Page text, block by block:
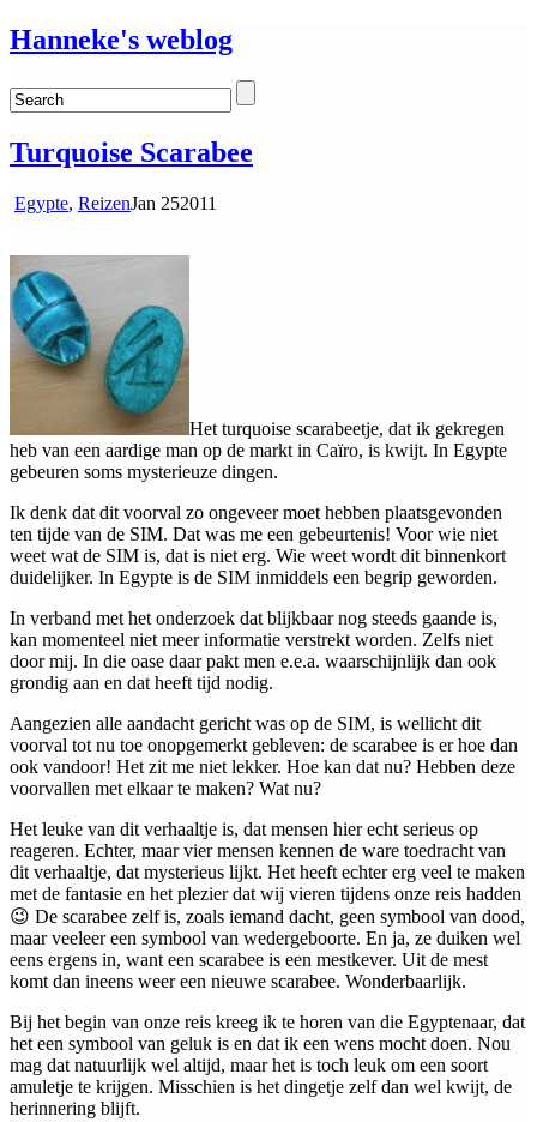
Hanneke's weblog
Turquoise Scarabee
Egypte, ReizenJan 252011
Het turquoise scarabeetje, dat ik gekregen
heb van een aardige man op de markt in Caïro, is kwijt. In Egypte
gebeuren soms mysterieuze dingen.
Ik denk dat dit voorval zo ongeveer moet hebben plaatsgevonden
ten tijde van de SIM. Dat was me een gebeurtenis! Voor wie niet
weet wat de SIM is, dat is niet erg. Wie weet wordt dit binnenkort
duidelijker. In Egypte is de SIM inmiddels een begrip geworden.
In verband met het onderzoek dat blijkbaar nog steeds gaande is,
kan momenteel niet meer informatie verstrekt worden. Zelfs niet
door mij. In die oase daar pakt men e.e.a. waarschijnlijk dan ook
grondig aan en dat heeft tijd nodig.
Aangezien alle aandacht gericht was op de SIM, is wellicht dit
voorval tot nu toe onopgemerkt gebleven: de scarabee is er hoe dan
ook vandoor! Het zit me niet lekker. Hoe kan dat nu? Hebben deze
voorvallen met elkaar te maken? Wat nu?
Het leuke van dit verhaaltje is, dat mensen hier echt serieus op
reageren. Echter, maar vier mensen kennen de ware toedracht van
dit verhaaltje, dat mysterieus lijkt. Het heeft echter erg veel te maken
met de fantasie en het plezier dat wij vieren tijdens onze reis hadden
😉 De scarabee zelf is, zoals iemand dacht, geen symbool van dood,
maar veeleer een symbool van wedergeboorte. En ja, ze duiken wel
eens ergens in, want een scarabee is een mestkever. Uit de mest
komt dan ineens weer een nieuwe scarabee. Wonderbaarlijk.
Bij het begin van onze reis kreeg ik te horen van die Egyptenaar, dat
het een symbool van geluk is en dat ik een wens mocht doen. Nou
mag dat natuurlijk wel altijd, maar het is toch leuk om een soort
amuletje te krijgen. Misschien is het dingetje zelf dan wel kwijt, de
herinnering blijft.